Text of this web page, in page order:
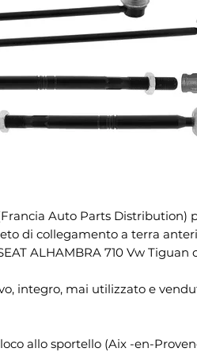
Auto Parts Distribution)
di collegamento a terra
ALHAMBRA 710 Vw Tiguan
integro, mai utilizzato e
allo sportello (Aix -en-